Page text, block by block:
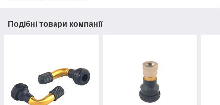
Подібні товари компанії